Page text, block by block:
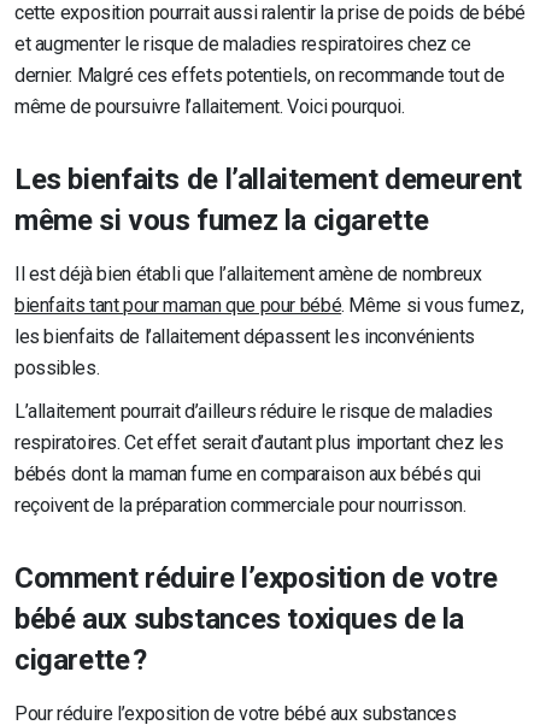
cette exposition pourrait aussi ralentir la prise de poids de bébé
et augmenter le risque de maladies respiratoires chez ce
dernier. Malgré ces effets potentiels, on recommande tout de
même de poursuivre l’allaitement. Voici pourquoi.
Les bienfaits de l’allaitement demeurent
même si vous fumez la cigarette
Il est déjà bien établi que l’allaitement amène de nombreux
bienfaits tant pour maman que pour bébé. Même si vous fumez,
les bienfaits de l’allaitement dépassent les inconvénients
possibles.
L’allaitement pourrait d’ailleurs réduire le risque de maladies
respiratoires. Cet effet serait d’autant plus important chez les
bébés dont la maman fume en comparaison aux bébés qui
reçoivent de la préparation commerciale pour nourrisson.
Comment réduire l’exposition de votre
bébé aux substances toxiques de la
cigarette ?
Pour réduire l’exposition de votre bébé aux substances